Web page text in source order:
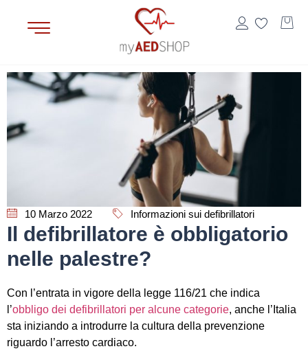
10 Marzo 2022 Informazioni sui defibrillatori
Il defibrillatore è obbligatorio
nelle palestre?
Con l’entrata in vigore della legge 116/21 che indica
l’obbligo dei defibrillatori per alcune categorie, anche l’Italia
sta iniziando a introdurre la cultura della prevenzione
riguardo l’arresto cardiaco.